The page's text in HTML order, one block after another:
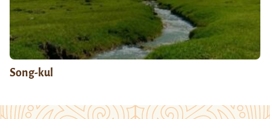
Song-kul